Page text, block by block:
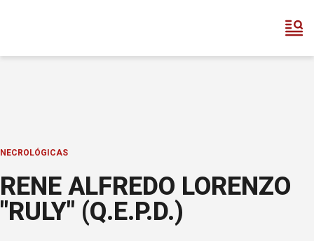
NECROLÓGICAS
RENE ALFREDO LORENZO
"RULY" (Q.E.P.D.)